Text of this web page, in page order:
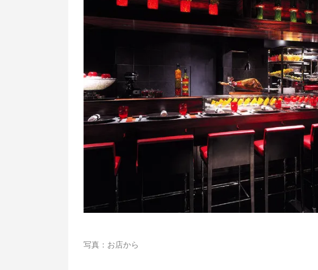
写真：お店から